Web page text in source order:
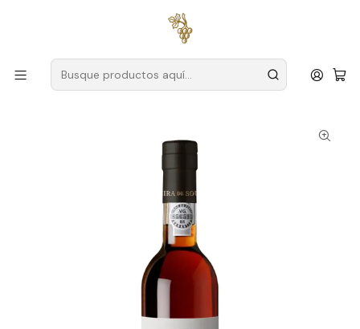
para pedidos superiores a
Productores Duero
Vieira de Souza
Vieira de Sousa Porto 20 Años Blanco 75cl